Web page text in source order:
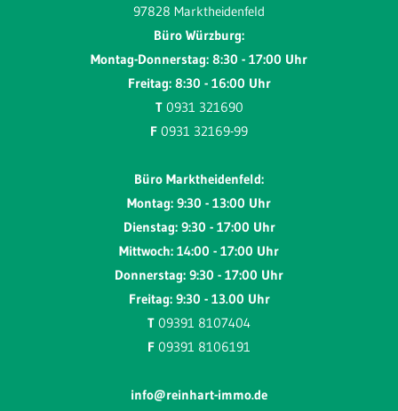
97828 Marktheidenfeld
Büro Würzburg:
Montag-Donnerstag: 8:30 - 17:00 Uhr
Freitag: 8:30 - 16:00 Uhr
T 0931 321690
F 0931 32169-99
Büro Marktheidenfeld:
Montag: 9:30 - 13:00 Uhr
Dienstag: 9:30 - 17:00 Uhr
Mittwoch: 14:00 - 17:00 Uhr
Donnerstag: 9:30 - 17:00 Uhr
Freitag: 9:30 - 13.00 Uhr
T 09391 8107404
F 09391 8106191
info@reinhart-immo.de